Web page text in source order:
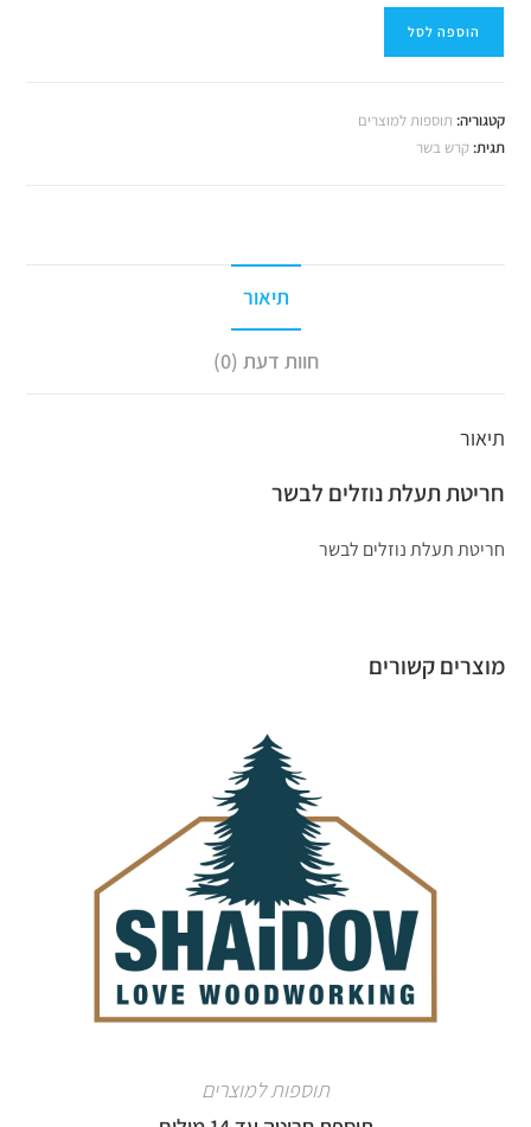
הוספה לסל
קטגוריה: תוספות למוצרים
תגית:קרש בשר
תיאור
חוות דעת (0)
תיאור
חריטת תעלת נוזלים לבשר
חריטת תעלת נוזלים לבשר
מוצרים קשורים
תוספות למוצרים